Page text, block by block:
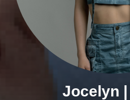
Jocelyn |